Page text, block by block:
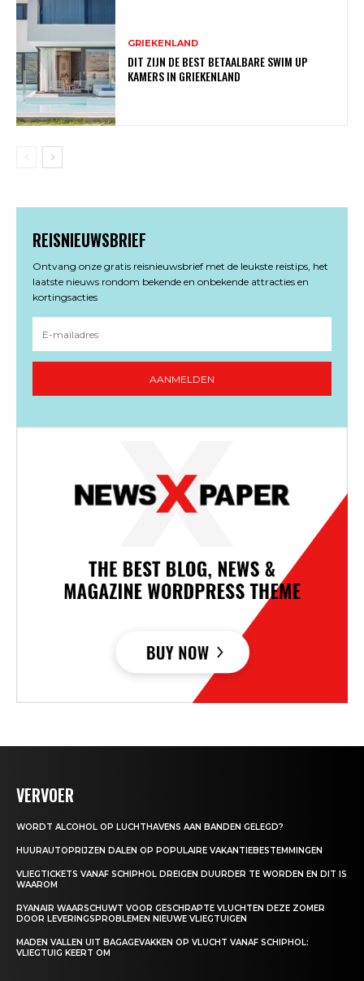
GRIEKENLAND
DIT ZIJN DE BEST BETAALBARE SWIM UP
KAMERS IN GRIEKENLAND
REISNIEUWSBRIEF
Ontvang onze gratis reisnieuwsbrief met de leukste reistips, het
laatste nieuws rondom bekende en onbekende attracties en
kortingsacties
AANMELDEN
VERVOER
WORDT ALCOHOL OP LUCHTHAVENS AAN BANDEN GELEGD?
HUURAUTOPRIJZEN DALEN OP POPULAIRE VAKANTIEBESTEMMINGEN
VLIEGTICKETS VANAF SCHIPHOL DREIGEN DUURDER TE WORDEN EN DIT IS
WAAROM
RYANAIR WAARSCHUWT VOOR GESCHRAPTE VLUCHTEN DEZE ZOMER
DOOR LEVERINGSPROBLEMEN NIEUWE VLIEGTUIGEN
MADEN VALLEN UIT BAGAGEVAKKEN OP VLUCHT VANAF SCHIPHOL:
VLIEGTUIG KEERT OM